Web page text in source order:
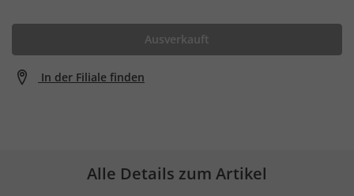
Ausverkauft
In der Filiale finden
Alle Details zum Artikel